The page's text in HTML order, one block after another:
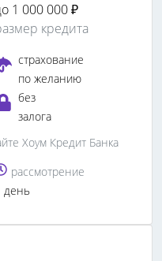
1 000 000 ₽
кредита
страхование
по желанию
без
залога
Хоум Кредит Банка
рассмотрение
день